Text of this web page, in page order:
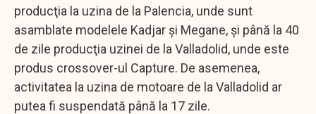
producţia la uzina de la Palencia, unde sunt
asamblate modelele Kadjar şi Megane, şi până la 40
de zile producţia uzinei de la Valladolid, unde este
produs crossover-ul Capture. De asemenea,
activitatea la uzina de motoare de la Valladolid ar
putea fi suspendată până la 17 zile.